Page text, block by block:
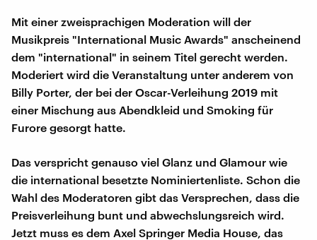
Mit einer zweisprachigen Moderation will der
Musikpreis "International Music Awards" anscheinend
dem "international" in seinem Titel gerecht werden.
Moderiert wird die Veranstaltung unter anderem von
Billy Porter, der bei der Oscar-Verleihung 2019 mit
einer Mischung aus Abendkleid und Smoking für
Furore gesorgt hatte.
Das verspricht genauso viel Glanz und Glamour wie
die international besetzte Nominiertenliste. Schon die
Wahl des Moderatoren gibt das Versprechen, dass die
Preisverleihung bunt und abwechslungsreich wird.
Jetzt muss es dem Axel Springer Media House, das